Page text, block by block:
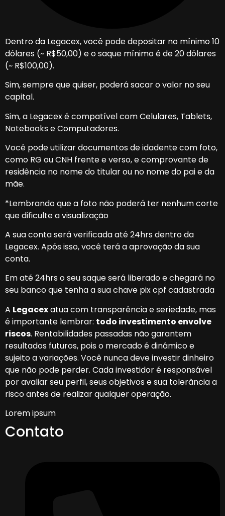
Dentro da Legacex, você pode depositar no mínimo 10
dólares (~ R$50,00) e o saque mínimo é de 20 dólares
(~ R$100,00).
Sim, sempre que quiser, poderá sacar o valor no seu
capital.
Sim, a Legacex é compatível com Celulares, Tablets,
Notebooks e Computadores.
Você pode utilizar documentos de idadente com foto,
como RG ou CNH frente e verso, e comprovante de
residência no nome do titular ou no nome do pai e da
mãe.
*Lembrando que a foto não poderá ter nenhum corte
que dificulte a visualização
A sua conta será verificada até 24hrs dentro da
Legacex. Após isso, você terá a aprovação da sua
conta.
Em até 24hrs o seu saque será liberado e chegará no
seu banco que tenha a sua chave pix cpf cadastrada
A Legacexatua com transparência e seriedade, mas
é importante lembrar: todo investimento envolve
riscos. Rentabilidades passadas não garantem
resultados futuros, pois o mercado é dinâmico e
sujeito a variações. Você nunca deve investir dinheiro
que não pode perder. Cada investidor é responsável
por avaliar seu perfil, seus objetivos e sua tolerância a
risco antes de realizar qualquer operação.
Lorem ipsum
Contato